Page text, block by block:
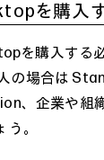
を購入
を購入する
の場合は
、企業や組
。